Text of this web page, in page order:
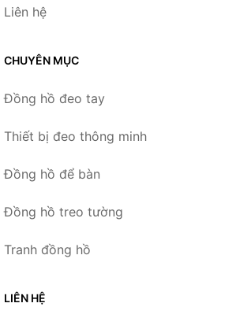
Liên hệ
CHUYÊN MỤC
Đồng hồ đeo tay
Thiết bị đeo thông minh
Đồng hồ để bàn
Đồng hồ treo tường
Tranh đồng hồ
LIÊN HỆ